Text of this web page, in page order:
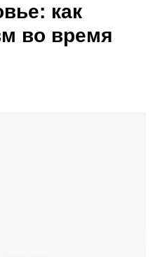
как
во время